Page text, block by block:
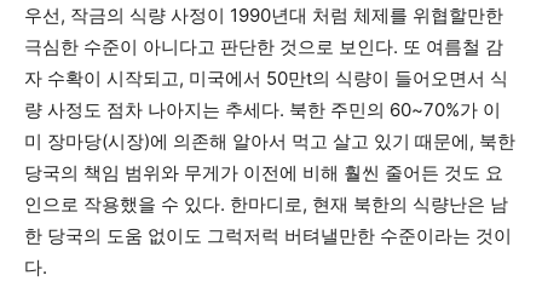
우선, 작금의 식량 사정이 1990년대 처럼 체제를 위협할만한
극심한 수준이 아니다고 판단한 것으로 보인다. 또 여름철 감
자 수확이 시작되고, 미국에서 50만t의 식량이 들어오면서 식
량 사정도 점차 나아지는 추세다. 북한 주민의 60~70%가 이
미 장마당(시장)에 의존해 알아서 먹고 살고 있기 때문에, 북한
당국의 책임 범위와 무게가 이전에 비해 훨씬 줄어든 것도 요
인으로 작용했을 수 있다. 한마디로, 현재 북한의 식량난은 남
한 당국의 도움 없이도 그럭저럭 버텨낼만한 수준이라는 것이
다.